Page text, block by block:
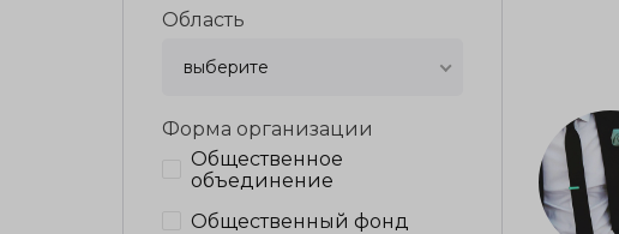
Область
выберите
Форма организации
Общественное
объединение
Общественный фонд